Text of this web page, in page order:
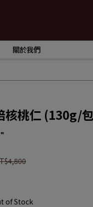
關於我們
核桃仁 (130g/
of Stock